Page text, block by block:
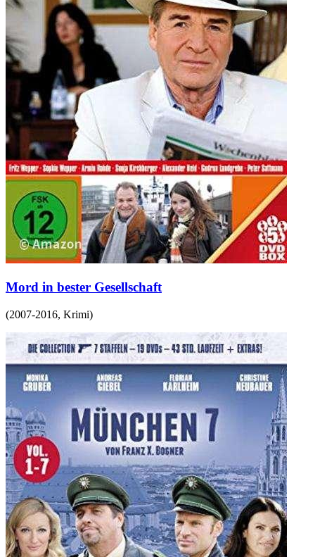
Mord in bester Gesellschaft
(2007-2016, Krimi)